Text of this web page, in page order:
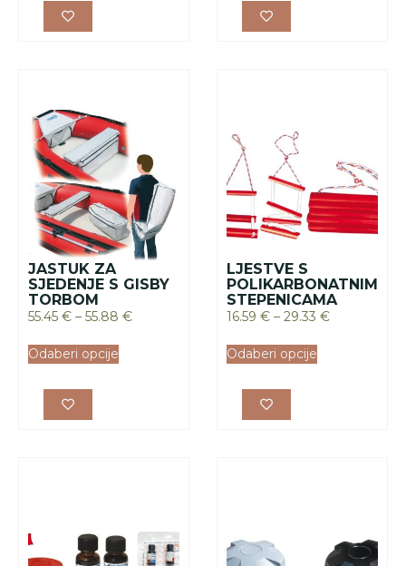
JASTUK ZA
SJEDENJE S GISBY
TORBOM
55.45 € – 55.88 €
Odaberi opcije
LJESTVE S
POLIKARBONATNIM
STEPENICAMA
16.59 € – 29.33 €
Odaberi opcije